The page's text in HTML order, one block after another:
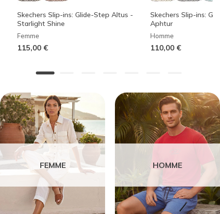
Skechers Slip-ins: Glide-Step Altus -
Starlight Shine
Femme
115,00 €
Skechers Slip-ins:
Aphtur
Homme
110,00 €
FEMME HOMME